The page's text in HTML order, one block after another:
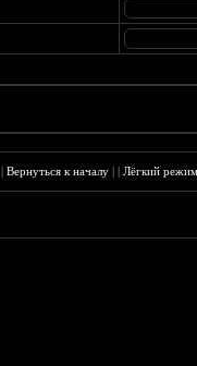
|Вернуться к началу ||Лёгкий